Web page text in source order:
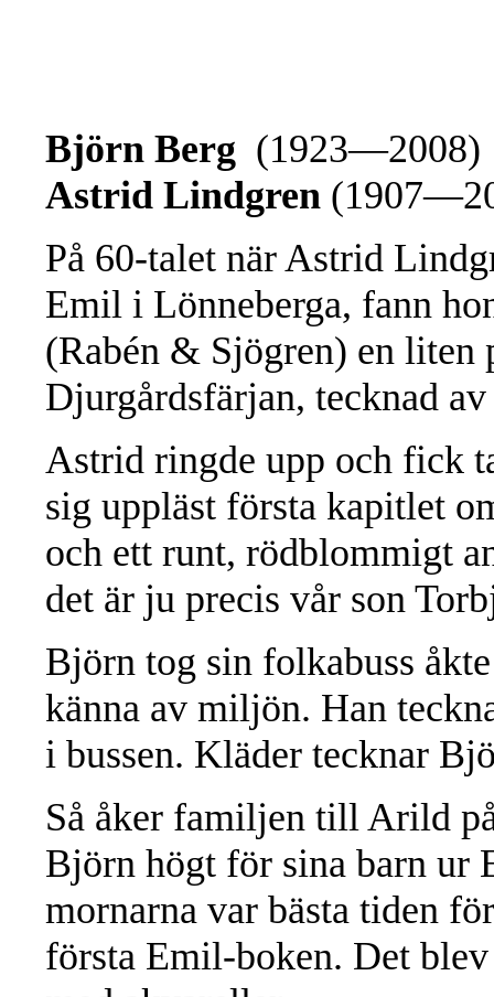
Björn Berg (1923—2008)
Astrid Lindgren
På 60-talet när Astrid
Emil i Lönneberga, fann
(Rabén & Sjögren) en liten
Djurgårdsfärjan, tecknad
Astrid ringde upp och fick
sig uppläst första kapitlet
och ett runt, rödblommigt
det är ju precis vår son
Björn tog sin folkabuss
känna av miljön. Han
i bussen. Kläder tecknar
Så åker familjen till Arild
Björn högt för sina barn ur
mornarna var bästa tiden
första Emil-boken. Det